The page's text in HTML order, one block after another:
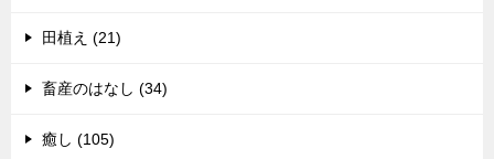
田植え (21)
畜産のはなし (34)
癒し (105)